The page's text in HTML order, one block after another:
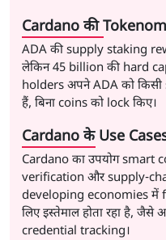
Cardano की
ADA की supply staking
लेकिन 45 billion की hard
holders अपने ADA को
हैं, बिना coins को lock किए।
Cardano के Use
Cardano का उपयोग smart
verification और supply-
developing economies
लिए इस्तेमाल होता रहा है, जैसे
credential tracking।